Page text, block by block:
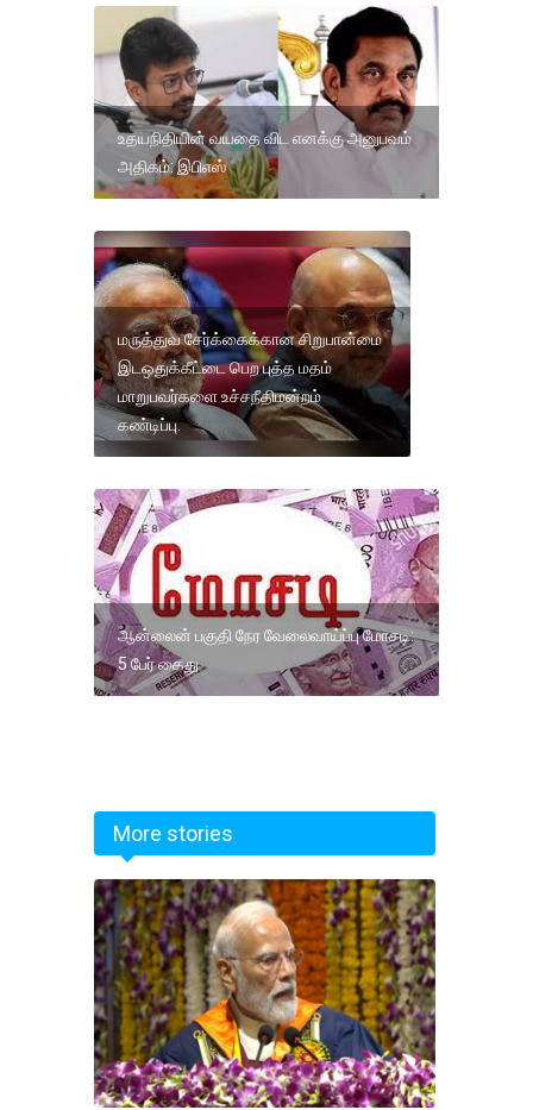
உதயநிதியின் வயதை விட எனக்கு அனுபவம்
அதிகம்: இபிஎஸ்
மருத்துவ சேர்க்கைக்கான சிறுபான்மை
இடஒதுக்கீட்டை பெற புத்த மதம்
மாறுபவர்களை உச்சநீதிமன்றம்
கண்டிப்பு.
ஆன்லைன் பகுதி நேர வேலைவாய்ப்பு மோசடி:
5 பேர் கைது
More stories